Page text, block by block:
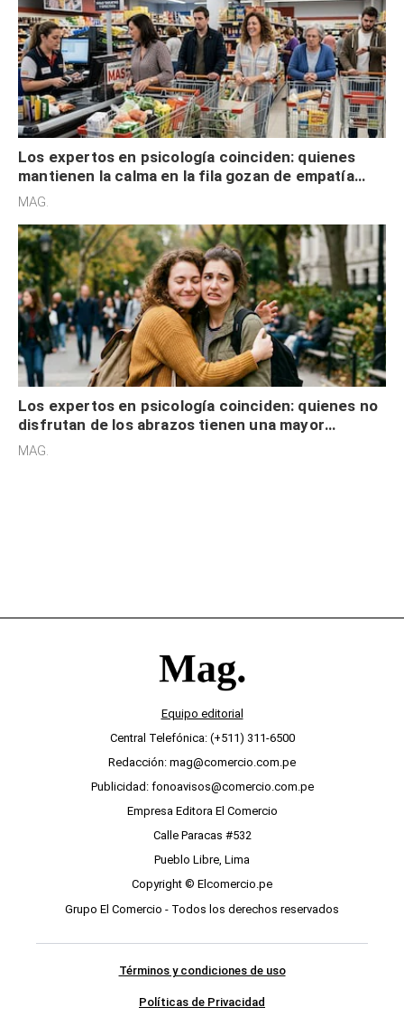
Los expertos en psicología coinciden: quienes
mantienen la calma en la fila gozan de empatía
cognitiva, gratitud y no solo tienen autocontrol
MAG.
Los expertos en psicología coinciden: quienes no
disfrutan de los abrazos tienen una mayor
sensibilidad a los estímulos físicos y no es por
MAG.
Equipo editorial
Central Telefónica: (+511) 311-6500
Redacción: mag@comercio.com.pe
Publicidad: fonoavisos@comercio.com.pe
Empresa Editora El Comercio
Calle Paracas #532
Pueblo Libre, Lima
Copyright © Elcomercio.pe
Grupo El Comercio - Todos los derechos reservados
Términos y condiciones de uso
Políticas de Privacidad